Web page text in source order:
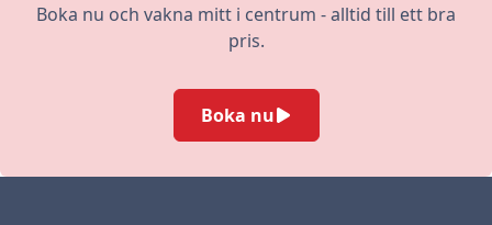
Boka nu och vakna mitt i centrum - alltid till ett bra
pris.
Boka nu